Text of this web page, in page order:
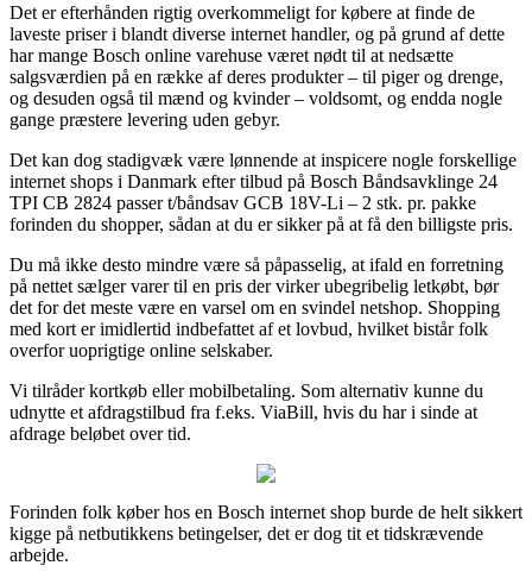
Det er efterhånden rigtig overkommeligt for købere at finde de
laveste priser i blandt diverse internet handler, og på grund af dette
har mange Bosch online varehuse været nødt til at nedsætte
salgsværdien på en række af deres produkter – til piger og drenge,
og desuden også til mænd og kvinder – voldsomt, og endda nogle
gange præstere levering uden gebyr.
Det kan dog stadigvæk være lønnende at inspicere nogle forskellige
internet shops i Danmark efter tilbud på Bosch Båndsavklinge 24
TPI CB 2824 passer t/båndsav GCB 18V-Li – 2 stk. pr. pakke
forinden du shopper, sådan at du er sikker på at få den billigste pris.
Du må ikke desto mindre være så påpasselig, at ifald en forretning
på nettet sælger varer til en pris der virker ubegribelig letkøbt, bør
det for det meste være en varsel om en svindel netshop. Shopping
med kort er imidlertid indbefattet af et lovbud, hvilket bistår folk
overfor uoprigtige online selskaber.
Vi tilråder kortkøb eller mobilbetaling. Som alternativ kunne du
udnytte et afdragstilbud fra f.eks. ViaBill, hvis du har i sinde at
afdrage beløbet over tid.
Forinden folk køber hos en Bosch internet shop burde de helt sikkert
kigge på netbutikkens betingelser, det er dog tit et tidskrævende
arbejde.